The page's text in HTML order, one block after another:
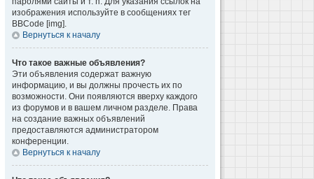
изображения используйте в сообщениях тег
BBCode [img].
Вернуться к началу
Что такое важные объявления?
Эти объявления содержат важную
информацию, и вы должны прочесть их по
возможности. Они появляются вверху каждого
из форумов и в вашем личном разделе. Права
на создание важных объявлений
предоставляются администратором
конференции.
Вернуться к началу